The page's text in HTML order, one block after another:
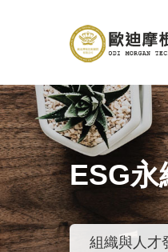
ESG永
組織與人才